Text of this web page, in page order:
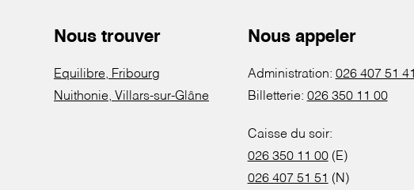
Nous trouver
Equilibre, Fribourg
Nuithonie, Villars-sur-Glâne
Nous appeler
Administration: 026 407 51 41
Billetterie: 026 350 11 00
Caisse du soir:
026 350 11 00(E)
026 407 51 51 (N)